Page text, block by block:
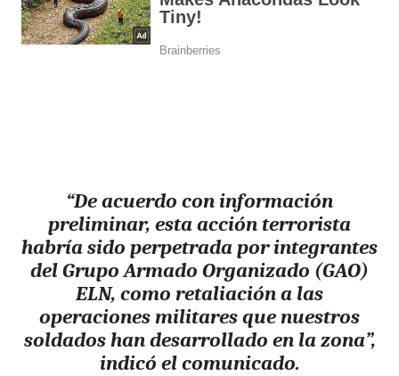
“De acuerdo con información
preliminar, esta acción terrorista
habría sido perpetrada por integrantes
del Grupo Armado Organizado (GAO)
ELN, como retaliación a las
operaciones militares que nuestros
soldados han desarrollado en la zona”,
indicó el comunicado.